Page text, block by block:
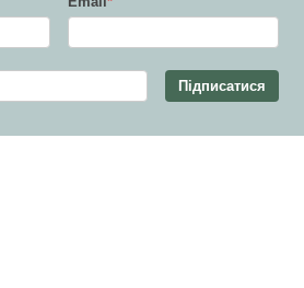
Підписатися